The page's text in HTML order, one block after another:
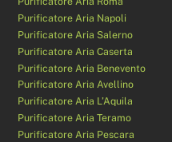
Purificatore Aria Napoli
Purificatore Aria Salerno
Purificatore Aria Caserta
Purificatore Aria Benevento
Purificatore Aria Avellino
Purificatore Aria L’Aquila
Purificatore Aria Teramo
Purificatore Aria Pescara